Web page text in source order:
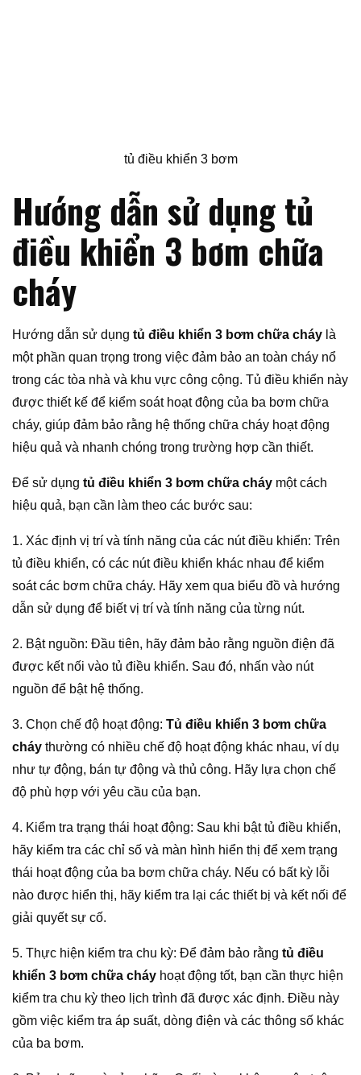
tủ điều khiển 3 bơm
Hướng dẫn sử dụng tủ
điều khiển 3 bơm chữa
cháy
Hướng dẫn sử dụng tủ điều khiển 3 bơm chữa cháy là
một phần quan trọng trong việc đảm bảo an toàn cháy nổ
trong các tòa nhà và khu vực công cộng. Tủ điều khiển này
được thiết kế để kiểm soát hoạt động của ba bơm chữa
cháy, giúp đảm bảo rằng hệ thống chữa cháy hoạt động
hiệu quả và nhanh chóng trong trường hợp cần thiết.
Để sử dụng tủ điều khiển 3 bơm chữa cháy một cách
hiệu quả, bạn cần làm theo các bước sau:
1. Xác định vị trí và tính năng của các nút điều khiển: Trên
tủ điều khiển, có các nút điều khiển khác nhau để kiểm
soát các bơm chữa cháy. Hãy xem qua biểu đồ và hướng
dẫn sử dụng để biết vị trí và tính năng của từng nút.
2. Bật nguồn: Đầu tiên, hãy đảm bảo rằng nguồn điện đã
được kết nối vào tủ điều khiển. Sau đó, nhấn vào nút
nguồn để bật hệ thống.
3. Chọn chế độ hoạt động: Tủ điều khiển 3 bơm chữa
cháy thường có nhiều chế độ hoạt động khác nhau, ví dụ
như tự động, bán tự động và thủ công. Hãy lựa chọn chế
độ phù hợp với yêu cầu của bạn.
4. Kiểm tra trạng thái hoạt động: Sau khi bật tủ điều khiển,
hãy kiểm tra các chỉ số và màn hình hiển thị để xem trạng
thái hoạt động của ba bơm chữa cháy. Nếu có bất kỳ lỗi
nào được hiển thị, hãy kiểm tra lại các thiết bị và kết nối để
giải quyết sự cố.
5. Thực hiện kiểm tra chu kỳ: Để đảm bảo rằng tủ điều
khiển 3 bơm chữa cháy hoạt động tốt, bạn cần thực hiện
kiểm tra chu kỳ theo lịch trình đã được xác định. Điều này
gồm việc kiểm tra áp suất, dòng điện và các thông số khác
của ba bơm.